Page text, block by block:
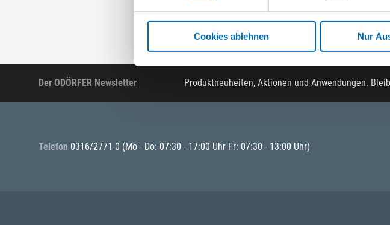
Cookies ablehnen Nur
Der ODÖRFER Newsletter Produktneuheiten, Aktionen und Anwendungen.
Telefon 0316/2771-0 (Mo - Do: 07:30 - 17:00 Uhr Fr: 07:30 - 13:00 Uhr)